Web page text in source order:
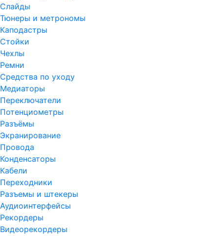
Слайды
Тюнеры и метрономы
Каподастры
Стойки
Чехлы
Ремни
Средства по уходу
Медиаторы
Переключатели
Потенциометры
Разъёмы
Экранирование
Провода
Конденсаторы
Кабели
Переходники
Разъемы и штекеры
Аудиоинтерфейсы
Рекордеры
Видеорекордеры